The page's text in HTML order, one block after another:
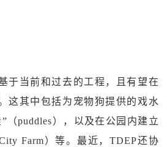
于当前和过去的工程，且有望在
这其中包括为宠物狗提供的戏水
（puddles），以及在公园内建立
Farm）等。最近，TDEP还协